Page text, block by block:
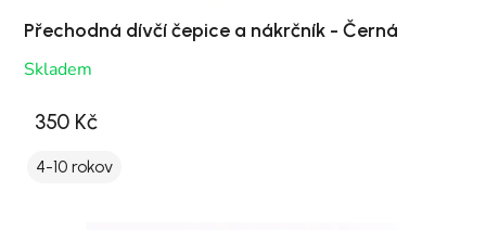
Přechodná dívčí čepice a nákrčník - Černá
Skladem
350 Kč
4-10 rokov